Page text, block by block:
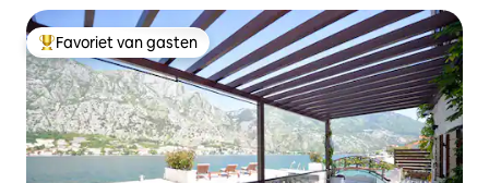
Topfavoriet van gasten
Favoriet van gasten